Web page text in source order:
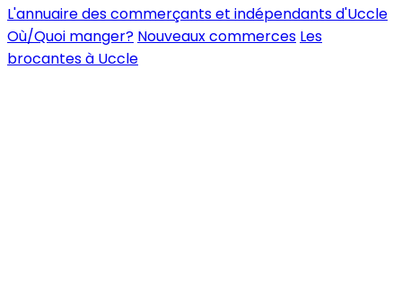
L'annuaire des commerçants et indépendants d'Uccle
Où/Quoi manger? Nouveaux commerces Les
brocantes à Uccle